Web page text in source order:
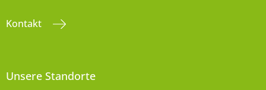
Kontakt
Unsere Standorte